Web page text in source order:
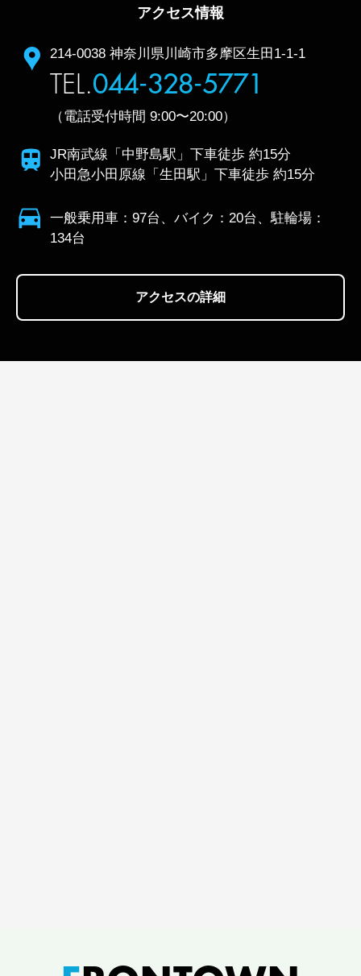
アクセス情報
住所
214-0038 神奈川県川崎市多摩区生田1-1-1
TEL.044-328-5771
（電話受付時間 9:00〜20:00）
電車利用
JR南武線「中野島駅」下車徒歩 約15分
小田急小田原線「生田駅」下車徒歩 約15分
クルマ利用
一般乗用車：97台、バイク：20台、駐輪場：
134台
アクセスの詳細